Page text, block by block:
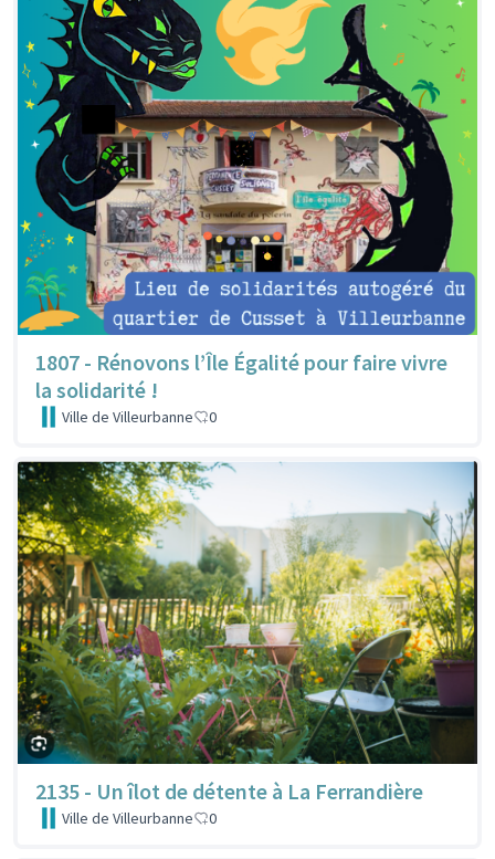
1807 - Rénovons l’Île Égalité pour faire vivre
la solidarité !
Ville de Villeurbanne 0
2135 - Un îlot de détente à La Ferrandière
Ville de Villeurbanne 0